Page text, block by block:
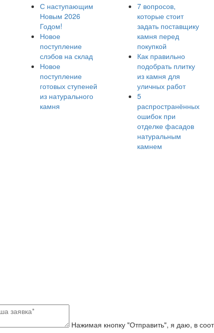
С наступающим
Новым 2026
Годом!
Новое
поступление
слэбов на склад
Новое
поступление
готовых ступеней
из натурального
камня
7 вопросов,
которые стоит
задать поставщику
камня перед
покупкой
Как правильно
подобрать плитку
из камня для
уличных работ
5
распространённых
ошибок при
отделке фасадов
натуральным
камнем